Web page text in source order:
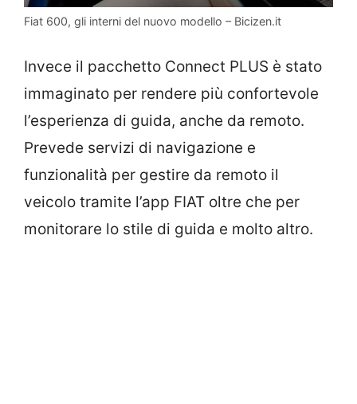
Fiat 600, gli interni del nuovo modello – Bicizen.it
Invece il pacchetto Connect PLUS è stato
immaginato per rendere più confortevole
l’esperienza di guida, anche da remoto.
Prevede servizi di navigazione e
funzionalità per gestire da remoto il
veicolo tramite l’app FIAT oltre che per
monitorare lo stile di guida e molto altro.